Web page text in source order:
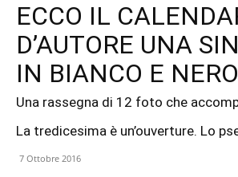
ECCO IL
D’AUTORE UNA
IN BIANCO E NERO
Una rassegna di 12 foto che
La tredicesima è un’ouverture. Lo
7 Ottobre 2016